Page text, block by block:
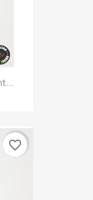
favorite_border